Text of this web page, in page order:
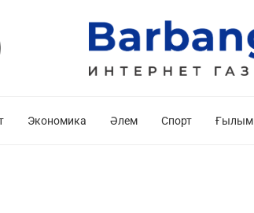
Экономика Әлем Спорт Ғылым